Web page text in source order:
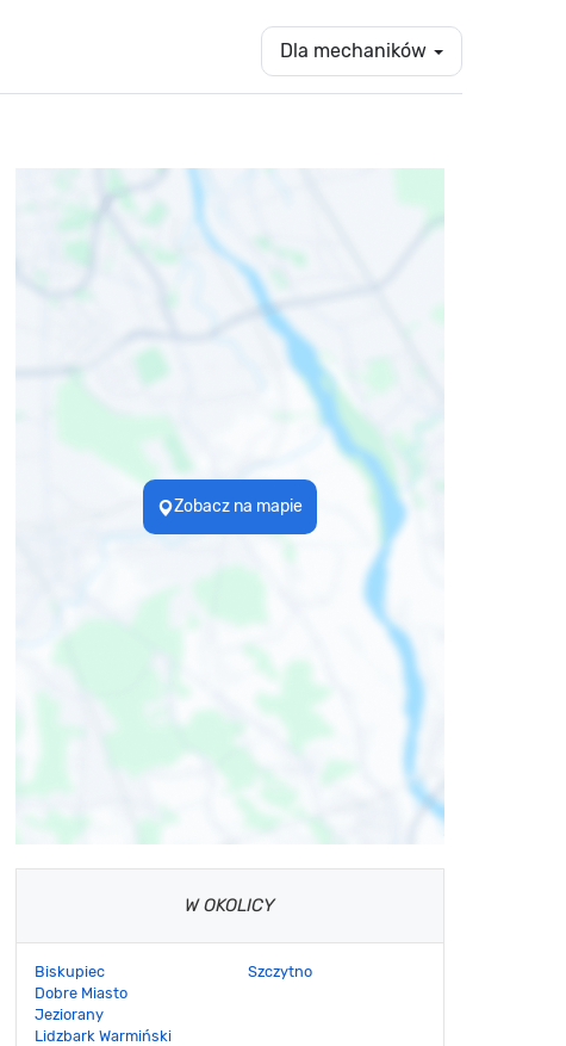
Dla mechaników
Zobacz na mapie
W OKOLICY
Biskupiec
Dobre Miasto
Jeziorany
Lidzbark Warmiński
Szczytno